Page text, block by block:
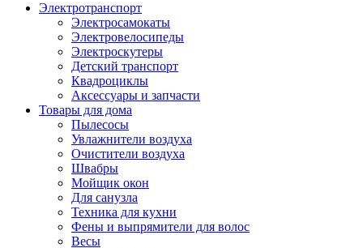
Электротранспорт
Электросамокаты
Электровелосипеды
Электроскутеры
Детский транспорт
Квадроциклы
Аксессуары и запчасти
Товары для дома
Пылесосы
Увлажнители воздуха
Очистители воздуха
Швабры
Мойщик окон
Для санузла
Техника для кухни
Фены и выпрямители для волос
Весы